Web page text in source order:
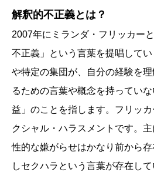
解釈的不正義とは？
2007年にミランダ・フリッカー
不正義」という言葉を提唱して
や特定の集団が、自分の経験を
るための言葉や概念を持ってい
益」のことを指します。フリッ
クシャル・ハラスメントです。
性的な嫌がらせはかなり前から
しセクハラという言葉が存在して